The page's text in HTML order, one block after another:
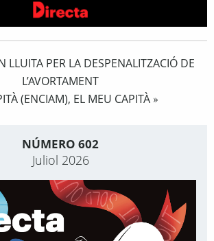
LLUITA PER LA DESPENALITZACIÓ DE
L’AVORTAMENT
(ENCIAM), EL MEU CAPITÀ»
NÚMERO 602
Juliol 2026